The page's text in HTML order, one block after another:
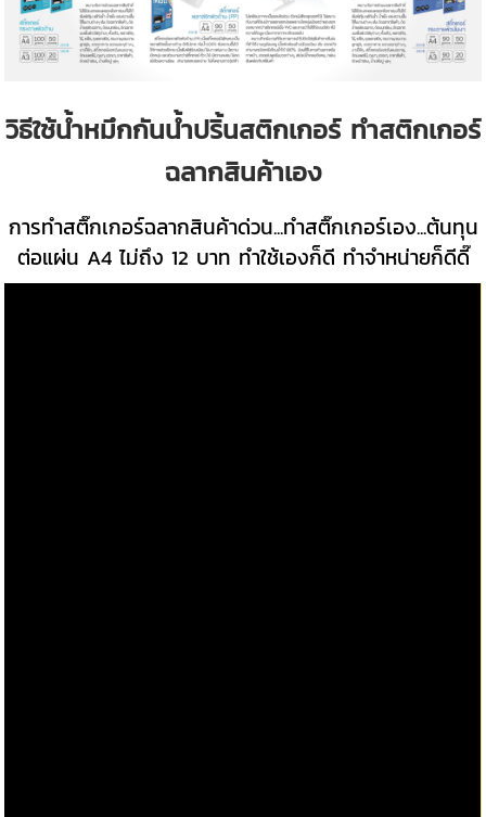
วิธีใช้น้ำหมึกกันน้ำปริ้นสติกเกอร์ ทำสติกเกอร์
ฉลากสินค้าเอง
การทำสติ๊กเกอร์ฉลากสินค้าด่วน...ทำสติ๊กเกอร์เอง...ต้นทุน
ต่อแผ่น A4 ไม่ถึง 12 บาท ทำใช้เองก็ดี ทำจำหน่ายก็ดีดี๊